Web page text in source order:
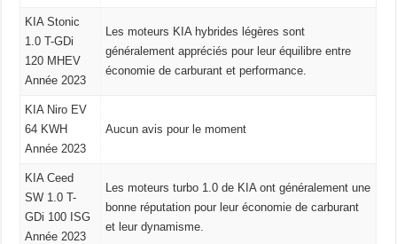
KIA Stonic
1.0 T-GDi
120 MHEV
Année 2023
Les moteurs KIA hybrides légères sont
généralement appréciés pour leur équilibre entre
économie de carburant et performance.
KIA Niro EV
64 KWH
Année 2023
Aucun avis pour le moment
KIA Ceed
SW 1.0 T-
GDi 100 ISG
Année 2023
Les moteurs turbo 1.0 de KIA ont généralement une
bonne réputation pour leur économie de carburant
et leur dynamisme.